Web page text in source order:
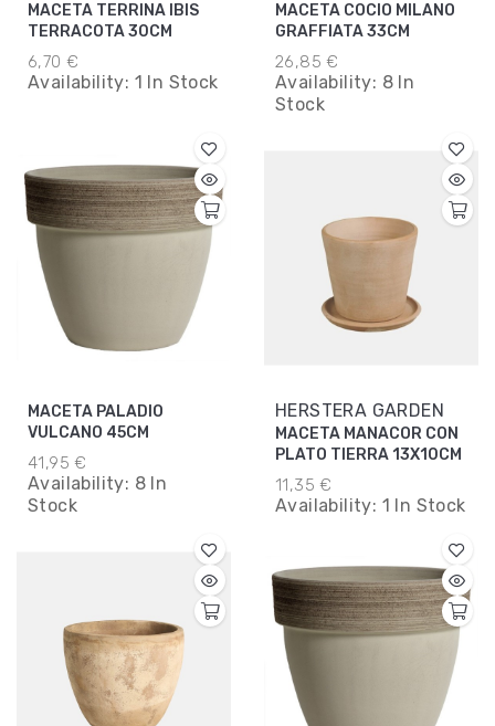
MACETA TERRINA IBIS
TERRACOTA 30CM
6,70 €
Availability: 1 In Stock
MACETA COCIO MILANO
GRAFFIATA 33CM
26,85 €
Availability: 8 In
Stock
MACETA PALADIO
VULCANO 45CM
41,95 €
Availability: 8 In
Stock
HERSTERA GARDEN
MACETA MANACOR CON
PLATO TIERRA 13X10CM
11,35 €
Availability: 1 In Stock